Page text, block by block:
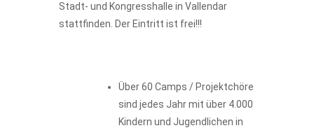
Stadt- und Kongresshalle in Vallendar
stattfinden. Der Eintritt ist frei!!!
Über 60 Camps / Projektchöre
sind jedes Jahr mit über 4.000
Kindern und Jugendlichen in